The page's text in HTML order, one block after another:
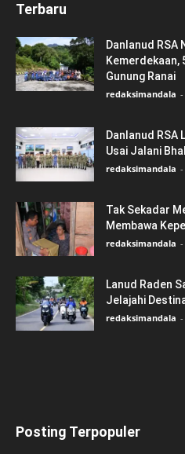
Terbaru
Danlanud RSA
Kemerdekaan,
Gunung Ranai
redaksimandala -
Danlanud RSA
Usai Jalani
redaksimandala -
Tak Sekadar
Membawa
redaksimandala -
Lanud Raden
Jelajahi
redaksimandala -
Posting Terpopuler